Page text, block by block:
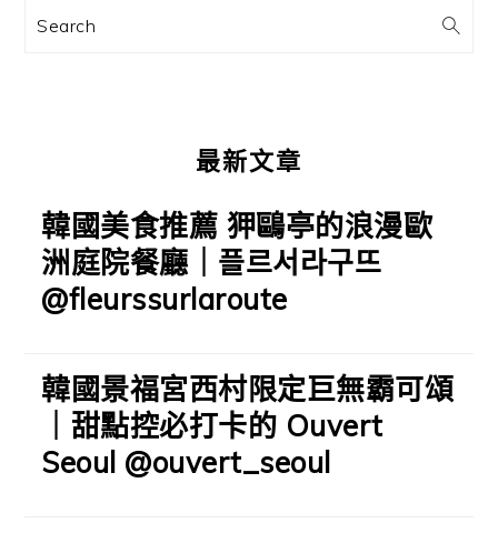
訊
Search
最新文章
韓國美食推薦 狎鷗亭的浪漫歐
洲庭院餐廳｜플르서라구뜨
@fleurssurlaroute
韓國景福宮西村限定巨無霸可頌
｜甜點控必打卡的 Ouvert
Seoul @ouvert_seoul